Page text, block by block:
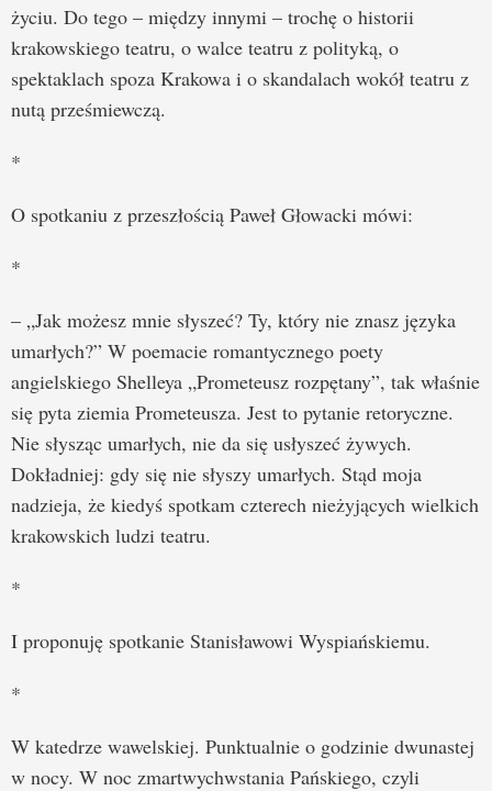
życiu. Do tego – między innymi – trochę o historii
krakowskiego teatru, o walce teatru z polityką, o
spektaklach spoza Krakowa i o skandalach wokół teatru z
nutą prześmiewczą.
*
O spotkaniu z przeszłością Paweł Głowacki mówi:
*
– „Jak możesz mnie słyszeć? Ty, który nie znasz języka
umarłych?” W poemacie romantycznego poety
angielskiego Shelleya „Prometeusz rozpętany”, tak właśnie
się pyta ziemia Prometeusza. Jest to pytanie retoryczne.
Nie słysząc umarłych, nie da się usłyszeć żywych.
Dokładniej: gdy się nie słyszy umarłych. Stąd moja
nadzieja, że kiedyś spotkam czterech nieżyjących wielkich
krakowskich ludzi teatru.
*
I proponuję spotkanie Stanisławowi Wyspiańskiemu.
*
W katedrze wawelskiej. Punktualnie o godzinie dwunastej
w nocy. W noc zmartwychwstania Pańskiego, czyli